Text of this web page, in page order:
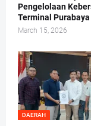
Pengelolaan
Terminal Purabaya
March 15, 2026
DAERAH